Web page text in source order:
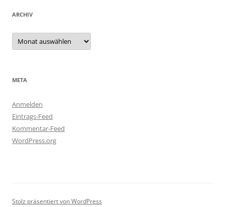
ARCHIV
Archiv
META
Anmelden
Eintrags-Feed
Kommentar-Feed
WordPress.org
Stolz präsentiert von WordPress